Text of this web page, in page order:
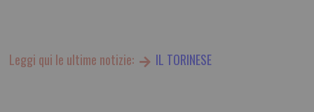
Leggi qui le ultime notizie: IL TORINESE